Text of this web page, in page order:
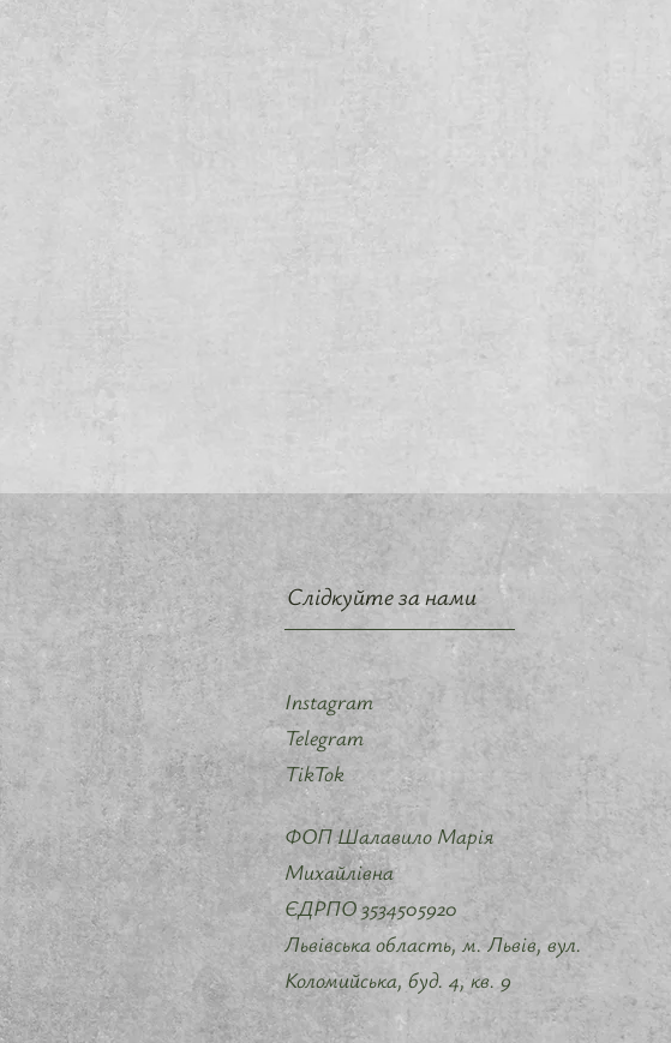
Слідкуйте за нами
Instagram
Telegram
TikTok
ФОП Шалавило Марія
Михайлівна
ЄДРПО 3534505920
Львівська область, м. Львів, вул.
Коломийська, буд. 4, кв. 9 ​